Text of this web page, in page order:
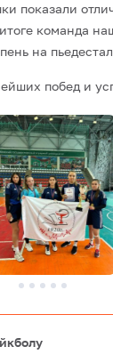
показали
команда
на
побед и